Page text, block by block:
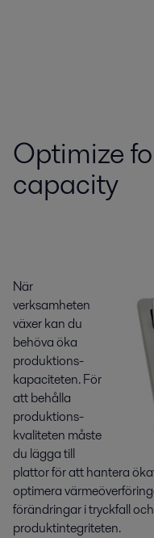
Optimize
capacity
När
verksamheten
växer kan du
behöva öka
produktions-
kapaciteten. För
att behålla
produktions-
kvaliteten måste
du lägga till
plattor för att hantera
optimera
förändringar i tryckfall
produktintegriteten.